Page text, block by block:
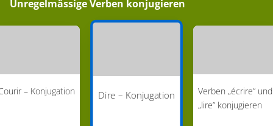
Unregelmässige Verben konjugieren
– Konjugation Dire – Konjugation
Verben „écrire” und
„lire” konjugieren